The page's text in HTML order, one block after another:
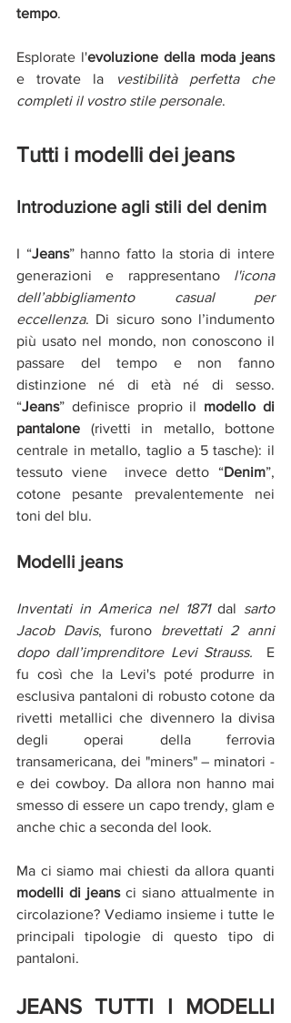
tempo.
Esplorate l'
evoluzione della moda jeans
e trovate la
vestibilità perfetta che
completi il vostro stile personale.
Tutti i modelli dei jeans
Introduzione agli stili del denim
I “Jeans” hanno fatto la storia di intere
generazioni e rappresentano l'icona
dell’abbigliamento casual per
eccellenza. Di sicuro sono l’indumento
più usato nel mondo, non conoscono il
passare del tempo e non fanno
distinzione né di età né di sesso.
“Jeans” definisce proprio il modello di
pantalone (rivetti in metallo, bottone
centrale in metallo, taglio a 5 tasche): il
tessuto viene  invece detto “Denim”,
cotone pesante prevalentemente nei
toni del blu.
Modelli jeans
Inventati in America nel 1871 dal sarto
Jacob Davis, furono brevettati 2 anni
dopo dall’imprenditore Levi Strauss.
  E
fu così che la Levi's poté produrre in
esclusiva pantaloni di robusto cotone da
rivetti metallici che divennero la divisa
degli operai della ferrovia
transamericana, dei "miners" – minatori -
e dei cowboy. Da allora non hanno mai
smesso di essere un capo trendy, glam e
anche chic a seconda del look.
modelli di jeans ci siano attualmente in
circolazione? Vediamo insieme i tutte le
principali tipologie di questo tipo di
pantaloni.
JEANS TUTTI I MODELLI